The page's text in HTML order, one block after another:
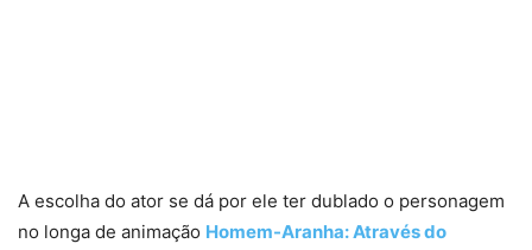
A escolha do ator se dá por ele ter dublado o personagem
no longa de animação Homem-Aranha: Através do